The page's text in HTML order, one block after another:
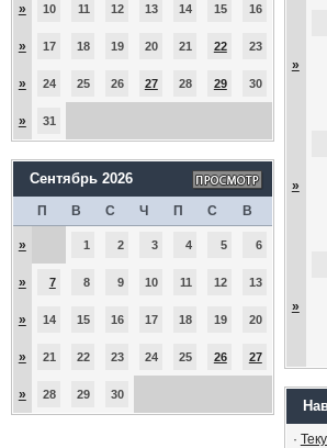
» 10 11 12 13 14 15 16
» 17 18 19 20 21 22 23
» 24 25 26 27 28 29 30
» 31
Сентябрь 2026
П В С Ч П С В
» 1 2 3 4 5 6
» 7 8 9 10 11 12 13
» 14 15 16 17 18 19 20
» 21 22 23 24 25 26 27
» 28 29 30
»
»
»
·